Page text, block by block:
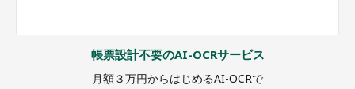
帳票設計不要のAI-OCRサービス
月額３万円からはじめるAI-OCRで